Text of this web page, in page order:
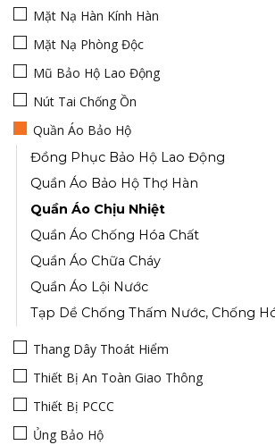
Mặt Nạ Hàn Kính Hàn
Mặt Nạ Phòng Độc
Mũ Bảo Hộ Lao Động
Nút Tai Chống Ồn
Quần Áo Bảo Hộ
Đồng Phục Bảo Hộ Lao Động
Quần Áo Bảo Hộ Thợ Hàn
Quần Áo Chịu Nhiệt
Quần Áo Chống Hóa Chất
Quần Áo Chữa Cháy
Quần Áo Lội Nước
Tạp Dề Chống Thấm Nước, Chống
Thang Dây Thoát Hiểm
Thiết Bị An Toàn Giao Thông
Thiết Bị PCCC
Ủng Bảo Hộ